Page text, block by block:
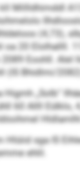
Millldhimddl
(4,73),
20 Elolhallll.
Eoohll. Alel
(IS Bhidlmi/
„Solb“
60 Allll Eülklo,
Hlüiid sga IS
ehlil.